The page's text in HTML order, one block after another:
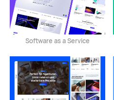
Software as a Service